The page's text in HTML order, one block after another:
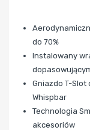
do 70%
Instalowany
Gniazdo T-
Whispbar
Technologia
akcesoriów